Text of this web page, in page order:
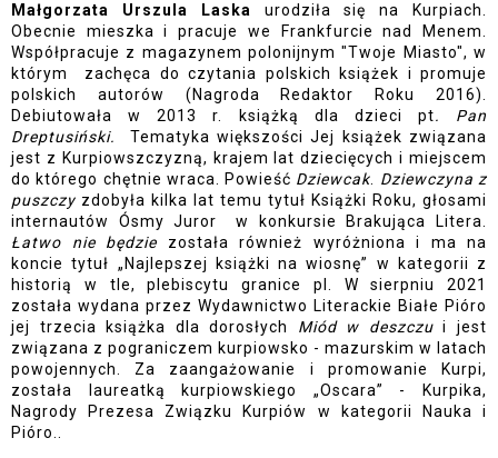
Małgorzata Urszula Laska urodziła się na Kurpiach.
Obecnie mieszka i pracuje we Frankfurcie nad Menem.
Współpracuje z magazynem polonijnym "Twoje Miasto", w
którym  zachęca do czytania polskich książek i promuje
polskich autorów (Nagroda Redaktor Roku 2016).
Debiutowała w 2013 r. książką dla dzieci pt. Pan
Dreptusiński.
Tematyka większości Jej książek związana
jest z Kurpiowszczyzną, krajem lat dziecięcych i miejscem
do którego chętnie wraca. Powieść Dziewcak. Dziewczyna z
puszczy zdobyła kilka lat temu tytuł Książki Roku, głosami
Łatwo nie będzie została również wyróżniona i ma na
koncie tytuł „Najlepszej książki na wiosnę” w kategorii z
historią w tle, plebiscytu granice pl. W sierpniu 2021
została wydana przez Wydawnictwo Literackie Białe Pióro
jej trzecia książka dla dorosłych Miód w deszczu i jest
związana z pograniczem kurpiowsko - mazurskim w latach
powojennych. Za zaangażowanie i promowanie Kurpi,
została laureatką kurpiowskiego „Oscara” - Kurpika,
Nagrody Prezesa Związku Kurpiów w kategorii Nauka i
Pióro..